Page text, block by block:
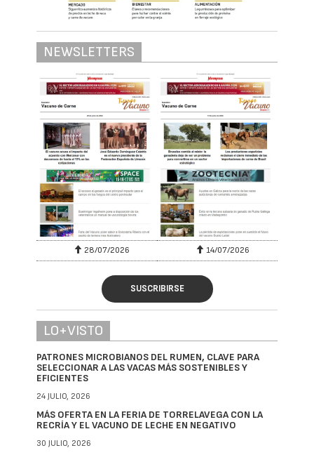
NEWSLETTERS
28/07/2026 14/07/2026
SUSCRIBIRSE
LO+VISTO
PATRONES MICROBIANOS DEL RUMEN, CLAVE PARA
SELECCIONAR A LAS VACAS MÁS SOSTENIBLES Y
EFICIENTES
24 JULIO, 2026
MÁS OFERTA EN LA FERIA DE TORRELAVEGA CON LA
RECRÍA Y EL VACUNO DE LECHE EN NEGATIVO
30 JULIO, 2026